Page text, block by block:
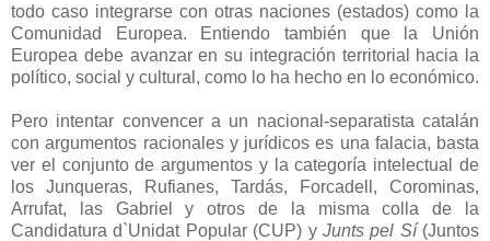
todo caso integrarse con otras naciones (estados) como la
Comunidad Europea. Entiendo también que la Unión
Europea debe avanzar en su integración territorial hacia la
político, social y cultural, como lo ha hecho en lo económico.
Pero intentar convencer a un nacional-separatista catalán
con argumentos racionales y jurídicos es una falacia, basta
ver el conjunto de argumentos y la categoría intelectual de
los Junqueras, Rufianes, Tardás, Forcadell, Corominas,
Arrufat, las Gabriel y otros de la misma colla de la
Candidatura d`Unidat Popular (CUP) yJunts pel Sí(Juntos